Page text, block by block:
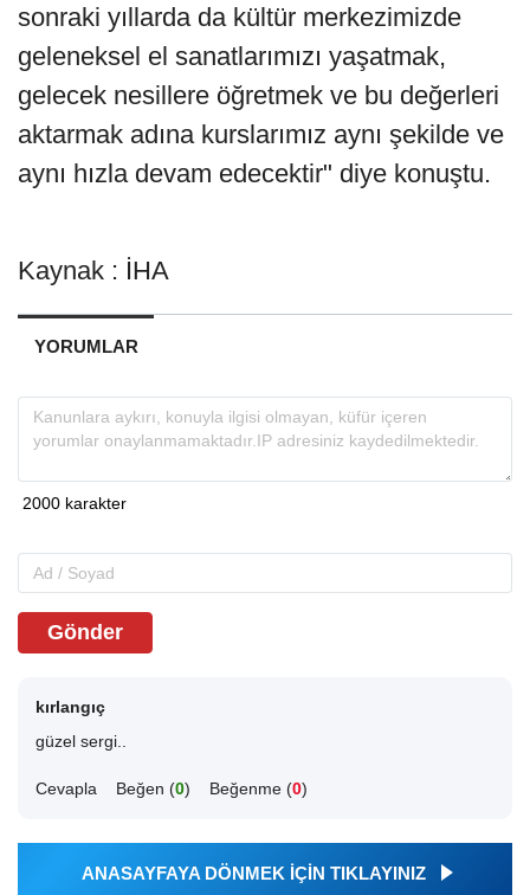
sonraki yıllarda da kültür merkezimizde
geleneksel el sanatlarımızı yaşatmak,
gelecek nesillere öğretmek ve bu değerleri
aktarmak adına kurslarımız aynı şekilde ve
aynı hızla devam edecektir" diye konuştu.
Kaynak : İHA
YORUMLAR
Gönder
kırlangıç
güzel sergi..
Cevapla Beğen (0) Beğenme (0)
ANASAYFAYA DÖNMEK İÇİN TIKLAYINIZ